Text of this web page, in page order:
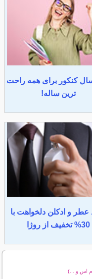
سال کنکور برای همه راحت
ترین ساله!
عطر و ادکلن دلخواهت با
30% تخفیف از روژا
اس و ...)